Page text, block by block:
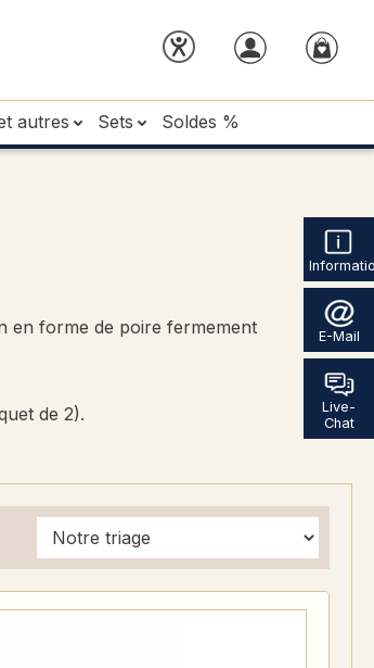
E-Mail
Live-
Chat
autres Sets Soldes %
en forme de poire fermement
de 2).